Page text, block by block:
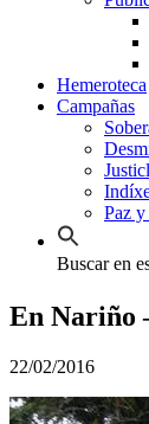
Hemeroteca
Campañas
Paz
Buscar en
En Nariño
22/02/2016